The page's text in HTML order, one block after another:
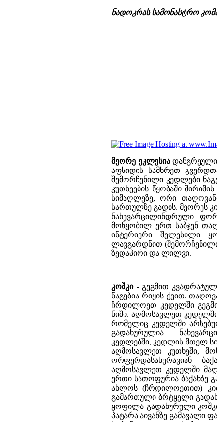
ნადოკრას სამონასტრო
მეორე ეკლესია
აფსიდის სამხრეთ
შემორჩენილი კედლები
კუთხეების წყობაში
სიმაღლეზე, ორი
სართულზე გადის. მეორეს
ნახევარცილინდრული
მოწყობილ ერთ საბჯენ
ინტერიერი შელესილი
ლავგარდნით
ზედაპირი და ლილვი.
კოშკი- გეგმით
ნაგებია რიყის ქვით.
ჩრდილოეთ კედელში
ნიში. აღმოსავლეთ
რომელიც კედელში
გადახურულია
კედლებში, კედლის მთელ
აღმოსავლეთ კუთხეში,
ორფერდასახურავიან
აღმოსავლეთ კედელში
ერთი სათოფურია ბაქანზე
ახლოს (ჩრდილოეთით)
გამართული ბრტყელი
ყოფილა გადახურული
პატარა აივანზე